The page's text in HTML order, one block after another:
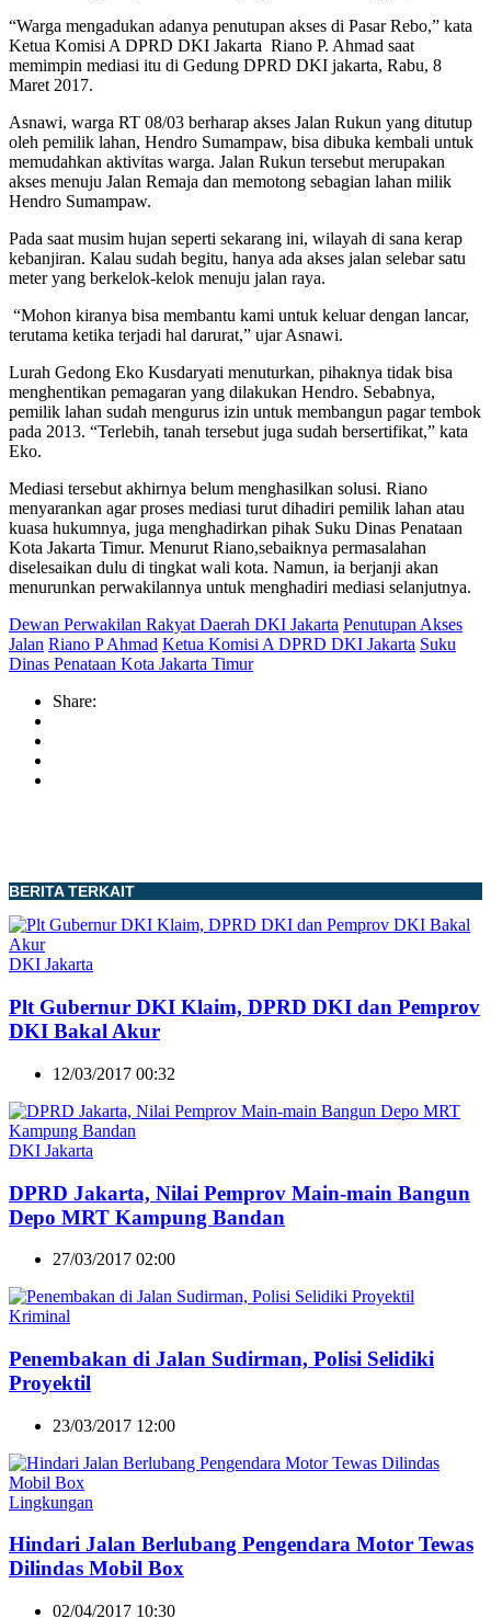
“Warga mengadukan adanya penutupan akses di Pasar Rebo,” kata
Ketua Komisi A DPRD DKI Jakarta Riano P. Ahmad saat
memimpin mediasi itu di Gedung DPRD DKI jakarta, Rabu, 8
Maret 2017.
Asnawi, warga RT 08/03 berharap akses Jalan Rukun yang ditutup
oleh pemilik lahan, Hendro Sumampaw, bisa dibuka kembali untuk
memudahkan aktivitas warga. Jalan Rukun tersebut merupakan
akses menuju Jalan Remaja dan memotong sebagian lahan milik
Hendro Sumampaw.
Pada saat musim hujan seperti sekarang ini, wilayah di sana kerap
kebanjiran. Kalau sudah begitu, hanya ada akses jalan selebar satu
meter yang berkelok-kelok menuju jalan raya.
“Mohon kiranya bisa membantu kami untuk keluar dengan lancar,
terutama ketika terjadi hal darurat,” ujar Asnawi.
Lurah Gedong Eko Kusdaryati menuturkan, pihaknya tidak bisa
menghentikan pemagaran yang dilakukan Hendro. Sebabnya,
pemilik lahan sudah mengurus izin untuk membangun pagar tembok
pada 2013. “Terlebih, tanah tersebut juga sudah bersertifikat,” kata
Eko.
Mediasi tersebut akhirnya belum menghasilkan solusi. Riano
menyarankan agar proses mediasi turut dihadiri pemilik lahan atau
kuasa hukumnya, juga menghadirkan pihak Suku Dinas Penataan
Kota Jakarta Timur. Menurut Riano,sebaiknya permasalahan
diselesaikan dulu di tingkat wali kota. Namun, ia berjanji akan
menurunkan perwakilannya untuk menghadiri mediasi selanjutnya.
Dewan Perwakilan Rakyat Daerah DKI Jakarta Penutupan Akses
Jalan Riano P Ahmad Ketua Komisi A DPRD DKI Jakarta Suku
Dinas Penataan Kota Jakarta Timur
Share:
BERITA TERKAIT
DKI Jakarta
Plt Gubernur DKI Klaim, DPRD DKI dan Pemprov
DKI Bakal Akur
12/03/2017 00:32
DKI Jakarta
DPRD Jakarta, Nilai Pemprov Main-main Bangun
Depo MRT Kampung Bandan
27/03/2017 02:00
Kriminal
Penembakan di Jalan Sudirman, Polisi Selidiki
Proyektil
23/03/2017 12:00
Lingkungan
Hindari Jalan Berlubang Pengendara Motor Tewas
Dilindas Mobil Box
02/04/2017 10:30